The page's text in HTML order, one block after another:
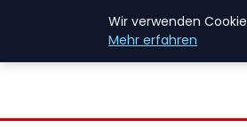
28. Juli 2026
Wir verwenden
Mehr erfahren